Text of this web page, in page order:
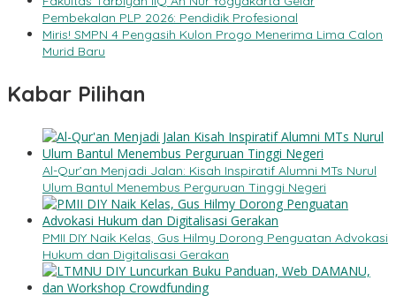
Pembekalan PLP 2026: Pendidik Profesional
Miris! SMPN 4 Pengasih Kulon Progo Menerima Lima Calon
Murid Baru
Kabar Pilihan
Al-Qur’an Menjadi Jalan: Kisah Inspiratif Alumni MTs Nurul
Ulum Bantul Menembus Perguruan Tinggi Negeri
PMII DIY Naik Kelas, Gus Hilmy Dorong Penguatan Advokasi
Hukum dan Digitalisasi Gerakan